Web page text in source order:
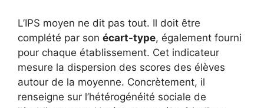
L’IPS moyen ne dit pas tout. Il doit être
complété par son écart-type, également fourni
pour chaque établissement. Cet indicateur
mesure la dispersion des scores des élèves
autour de la moyenne. Concrètement, il
renseigne sur l’hétérogénéité sociale de